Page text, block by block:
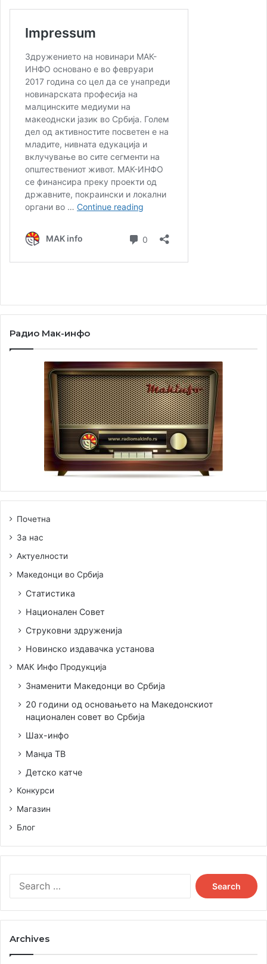
Радио Мак-инфо
Почетна
За нас
Актуелности
Македонци во Србија
Статистика
Национален Совет
Струковни здруженија
Новинско издавачка установа
МАК Инфо Продукција
Знаменити Македонци во Србија
20 години од основањето на Македонскиот
национален совет во Србија
Шах-инфо
Манџа ТВ
Детско катче
Конкурси
Магазин
Блог
f
Archives